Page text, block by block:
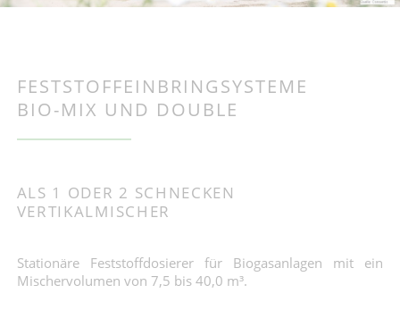
FESTSTOFFEINBRINGSYSTEME
BIO-MIX UND DOUBLE
ALS 1 ODER 2 SCHNECKEN
VERTIKALMISCHER
Stationäre Feststoffdosierer für Biogasanlagen mit ein
Mischervolumen von 7,5 bis 40,0 m³.